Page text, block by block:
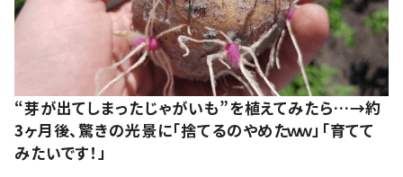
“芽が出てしまったじゃがいも”を植えてみたら…→約
3ヶ月後、驚きの光景に「捨てるのやめたｗｗ」「育てて
みたいです！」